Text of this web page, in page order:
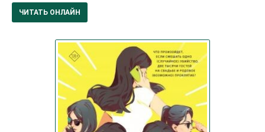
ЧИТАТЬ ОНЛАЙН